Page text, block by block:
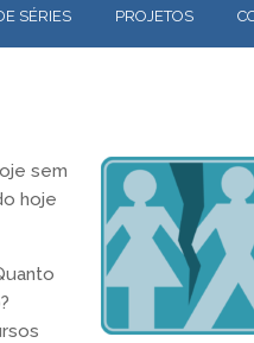
SÉRIES PROJETOS
sem
hoje